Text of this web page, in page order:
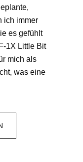
ich immer
es gefühlt
1X Little Bit
mich als
was eine